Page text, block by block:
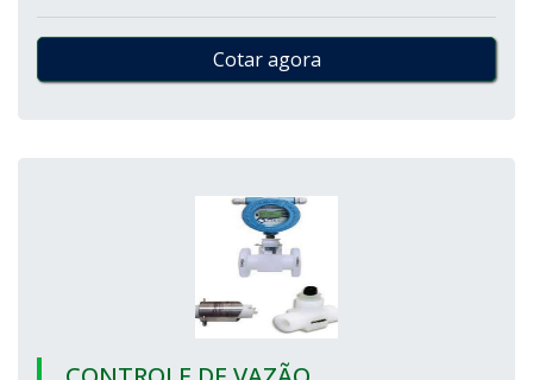
Cotar agora